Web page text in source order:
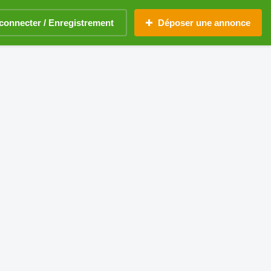
/ Enregistrement Déposer une annonce